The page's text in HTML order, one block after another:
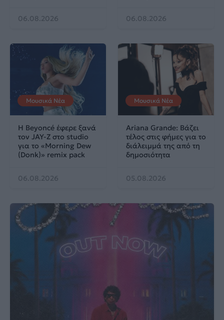
06.08.2026 06.08.2026
Μουσικά Νέα
Η Beyoncé έφερε ξανά
τον JAY-Z στο studio
για το «Morning Dew
(Donk)» remix pack
06.08.2026
Μουσικά Νέα
Ariana Grande: Βάζει
τέλος στις φήμες για το
διάλειμμά της από τη
δημοσιότητα
05.08.2026